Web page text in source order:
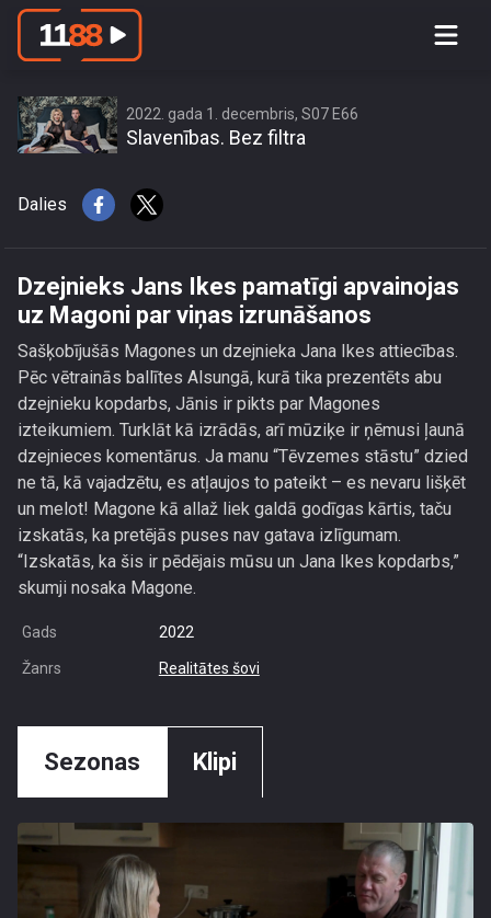
Dzejnieks Jans Ikes pamatīgi
2022. gada 1. decembris, S07 E66
Slavenības. Bez filtra
Dalies
Dzejnieks Jans Ikes pamatīgi apvainojas
uz Magoni par viņas izrunāšanos
Sašķobījušās Magones un dzejnieka Jana Ikes attiecības.
Pēc vētrainās ballītes Alsungā, kurā tika prezentēts abu
dzejnieku kopdarbs, Jānis ir pikts par Magones
izteikumiem. Turklāt kā izrādās, arī mūziķe ir ņēmusi ļaunā
dzejnieces komentārus. Ja manu “Tēvzemes stāstu” dzied
ne tā, kā vajadzētu, es atļaujos to pateikt – es nevaru lišķēt
un melot! Magone kā allaž liek galdā godīgas kārtis, taču
izskatās, ka pretējās puses nav gatava izlīgumam.
“Izskatās, ka šis ir pēdējais mūsu un Jana Ikes kopdarbs,”
skumji nosaka Magone.
Gads 2022
Žanrs Realitātes šovi
Sezonas Klipi